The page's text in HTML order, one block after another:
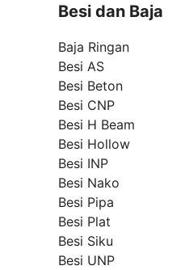
Besi dan Baja
Baja Ringan
Besi AS
Besi Beton
Besi CNP
Besi H Beam
Besi Hollow
Besi INP
Besi Nako
Besi Pipa
Besi Plat
Besi Siku
Besi UNP